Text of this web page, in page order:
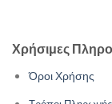
Χρήσιμες
Όροι Χρήσης